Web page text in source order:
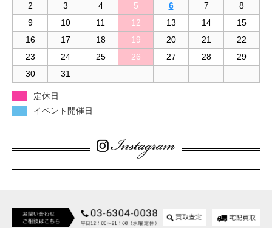
2
3 4 5 6 7
8
9
10 11 12 13 14
15
16
17 18 19 20 21
22
23
24 25 26 27 28
29
30
31
定休日
イベント開催日